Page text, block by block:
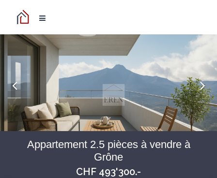
Appartement 2.5 pièces à vendre à
Grône
CHF 493'300.-